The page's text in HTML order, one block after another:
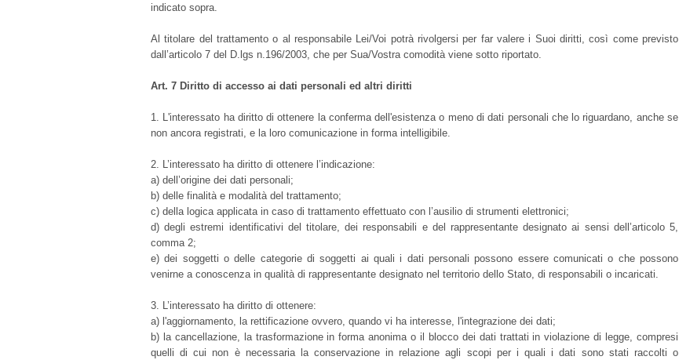
indicato sopra.
Al titolare del trattamento o al responsabile Lei/Voi potrà rivolgersi per far valere i Suoi diritti, così come previsto
dall’articolo 7 del D.lgs n.196/2003, che per Sua/Vostra comodità viene sotto riportato.
Art. 7 Diritto di accesso ai dati personali ed altri diritti
1. L'interessato ha diritto di ottenere la conferma dell'esistenza o meno di dati personali che lo riguardano, anche se
non ancora registrati, e la loro comunicazione in forma intelligibile.
2. L’interessato ha diritto di ottenere l’indicazione:
a) dell’origine dei dati personali;
b) delle finalità e modalità del trattamento;
c) della logica applicata in caso di trattamento effettuato con l’ausilio di strumenti elettronici;
d) degli estremi identificativi del titolare, dei responsabili e del rappresentante designato ai sensi dell’articolo 5,
comma 2;
e) dei soggetti o delle categorie di soggetti ai quali i dati personali possono essere comunicati o che possono
venirne a conoscenza in qualità di rappresentante designato nel territorio dello Stato, di responsabili o incaricati.
3. L’interessato ha diritto di ottenere:
a) l'aggiornamento, la rettificazione ovvero, quando vi ha interesse, l'integrazione dei dati;
b) la cancellazione, la trasformazione in forma anonima o il blocco dei dati trattati in violazione di legge, compresi
quelli di cui non è necessaria la conservazione in relazione agli scopi per i quali i dati sono stati raccolti o